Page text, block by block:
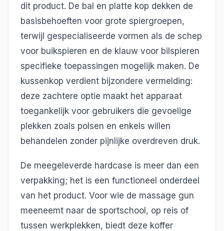
dit product. De bal en platte kop dekken de
basisbehoeften voor grote spiergroepen,
terwijl gespecialiseerde vormen als de schep
voor buikspieren en de klauw voor bilspieren
specifieke toepassingen mogelijk maken. De
kussenkop verdient bijzondere vermelding:
deze zachtere optie maakt het apparaat
toegankelijk voor gebruikers die gevoelige
plekken zoals polsen en enkels willen
behandelen zonder pijnlijke overdreven druk.
De meegeleverde hardcase is meer dan een
verpakking; het is een functioneel onderdeel
van het product. Voor wie de massage gun
meeneemt naar de sportschool, op reis of
tussen werkplekken, biedt deze koffer